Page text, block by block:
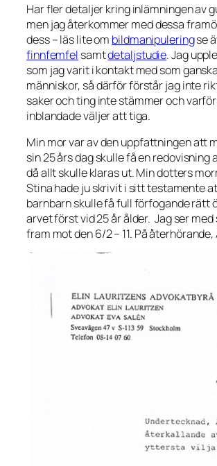
Har fler detaljer kring inlämningen av
men jag återkommer med dessa
dess – läs lite om bildmanipuleringse
finnfemfel samtdetaljstudie. Jag
som jag varit i kontakt med som
människor, så därför förstår jag inte
saker och ting inte stämmer och
inblandade väljer att tiga.
Min mor var av den uppfattningen att
sin 25 års dag skulle få en redovisning
då allt skulle klaras ut. Min dotters
Stina hade ju skrivit i sitt testamente
barnbarn skulle få full förfogande rätt
arvet först vid 25 år ålder. Jag ser med
fram mot den 6/2 – 11. På